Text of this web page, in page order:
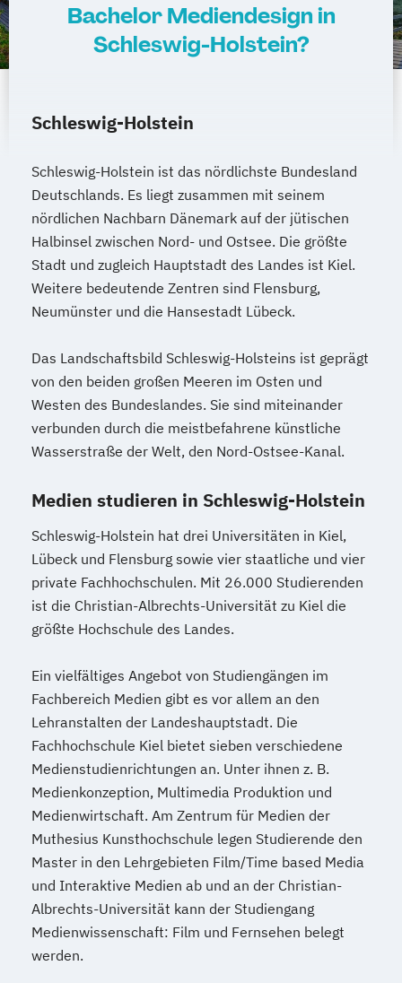
Bachelor Mediendesign in
Schleswig-Holstein?
Schleswig-Holstein
Schleswig-Holstein ist das nördlichste Bundesland
Deutschlands. Es liegt zusammen mit seinem
nördlichen Nachbarn Dänemark auf der jütischen
Halbinsel zwischen Nord- und Ostsee. Die größte
Stadt und zugleich Hauptstadt des Landes ist Kiel.
Weitere bedeutende Zentren sind Flensburg,
Neumünster und die Hansestadt Lübeck.
Das Landschaftsbild Schleswig-Holsteins ist geprägt
von den beiden großen Meeren im Osten und
Westen des Bundeslandes. Sie sind miteinander
verbunden durch die meistbefahrene künstliche
Wasserstraße der Welt, den Nord-Ostsee-Kanal.
Medien studieren in Schleswig-Holstein
Schleswig-Holstein hat drei Universitäten in Kiel,
Lübeck und Flensburg sowie vier staatliche und vier
private Fachhochschulen. Mit 26.000 Studierenden
ist die Christian-Albrechts-Universität zu Kiel die
größte Hochschule des Landes.
Ein vielfältiges Angebot von Studiengängen im
Fachbereich Medien gibt es vor allem an den
Lehranstalten der Landeshauptstadt. Die
Fachhochschule Kiel bietet sieben verschiedene
Medienstudienrichtungen an. Unter ihnen z. B.
Medienkonzeption, Multimedia Produktion und
Medienwirtschaft. Am Zentrum für Medien der
Muthesius Kunsthochschule legen Studierende den
Master in den Lehrgebieten Film/Time based Media
und Interaktive Medien ab und an der Christian-
Albrechts-Universität kann der Studiengang
Medienwissenschaft: Film und Fernsehen belegt
werden.